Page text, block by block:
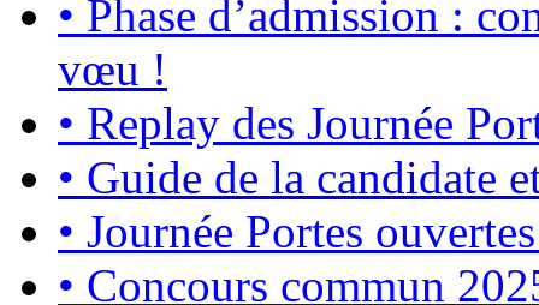
• Phase d’admission :
vœu !
• Replay des Journée
• Guide de la candidate
• Journée Portes
• Concours commun